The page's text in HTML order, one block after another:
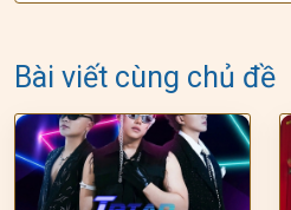
Bài viết cùng chủ đề